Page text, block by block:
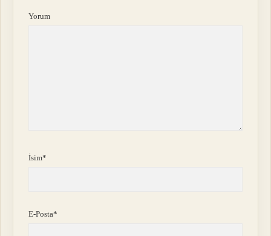
Yorum
İsim*
E-Posta*